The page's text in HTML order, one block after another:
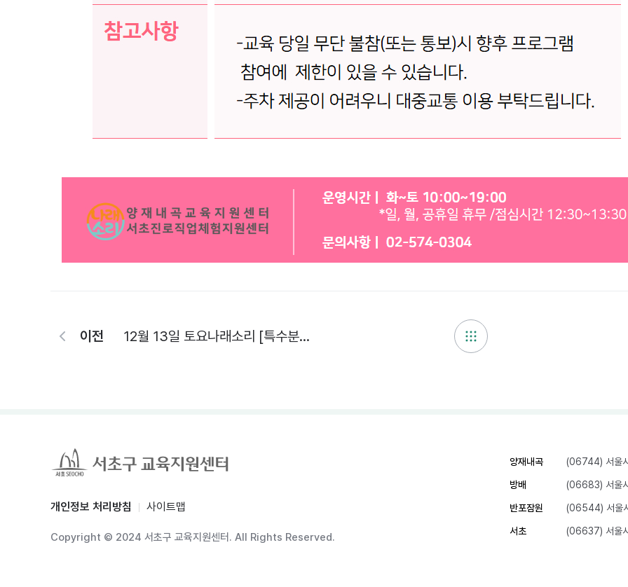
이전 12월 13일 토요나래소리 [특수분장사] 신청페이지 (인원별 개별 접수 ※형제자매도 개별 접수 필요 중복 접수 불가)
개인정보 처리방침 사이트맵
양재내곡 (06744) 서울
방배 (06683) 서울
반포잠원 (06544) 서울
서초 (06637) 서울
Copyright © 2024 서초구 교육지원센터. All Rights Reserved.